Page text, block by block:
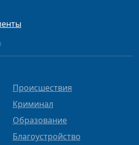
Происшествия
Криминал
Образование
Благоустройство